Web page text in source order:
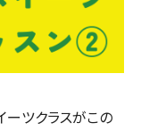
ーツクラスがこの